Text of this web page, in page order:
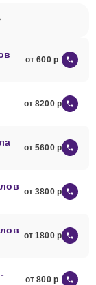
от 600
от 8200
от 5600
от 3800
от 1800
от 800